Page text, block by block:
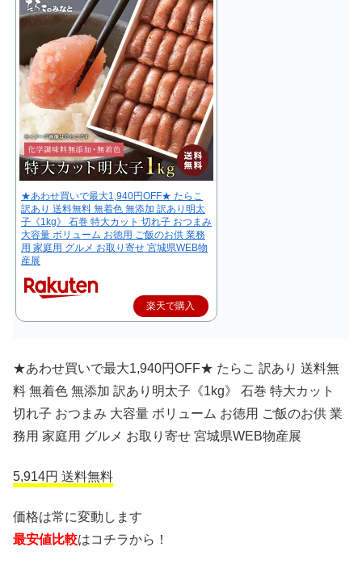
★あわせ買いで最大1,940円OFF★ たらこ
訳あり 送料無料 無着色 無添加 訳あり明太
子《1kg》 石巻 特大カット 切れ子 おつまみ
大容量 ボリューム お徳用 ご飯のお供 業務
用 家庭用 グルメ お取り寄せ 宮城県WEB物
産展
楽天で購入
★あわせ買いで最大1,940円OFF★ たらこ 訳あり 送料無
料 無着色 無添加 訳あり明太子《1kg》 石巻 特大カット
切れ子 おつまみ 大容量 ボリューム お徳用 ご飯のお供 業
務用 家庭用 グルメ お取り寄せ 宮城県WEB物産展
5,914円 送料無料
価格は常に変動します
最安値比較はコチラから！